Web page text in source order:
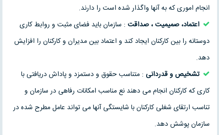
انجام اموری که به آنها واگذار شده است را دارند.
اعتماد، صمیمیت ، صداقت: سازمان باید فضای مثبت و روابط کاری
دوستانه را بین کارکنان ایجاد کند و اعتماد بین مدیران و کارکنان را افزایش
دهد.
تشخیص و قدردانی : متناسب حقوق و دستمزد و پاداش دریافتی با
کاری که کارکنان انجام می دهند نع مناسب امکانات رفاهی در سازمان و
تناسب ارتقای شغلی کارکنان با شایستگی آنها می تواند عامل مطرح شده در
سازمان پوشش دهد.